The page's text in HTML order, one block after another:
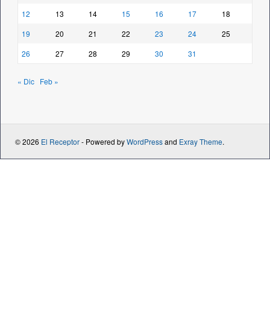
12
13 14 15 16 17
18
19
20 21 22 23 24
25
26
27 28 29 30 31
« Dic Feb »
© 2026 El Receptor- Powered byWordPressand Exray Theme.